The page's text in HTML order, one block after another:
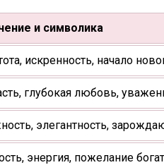
и символика
искренность, начало
глубокая любовь,
элегантность,
энергия, пожелание